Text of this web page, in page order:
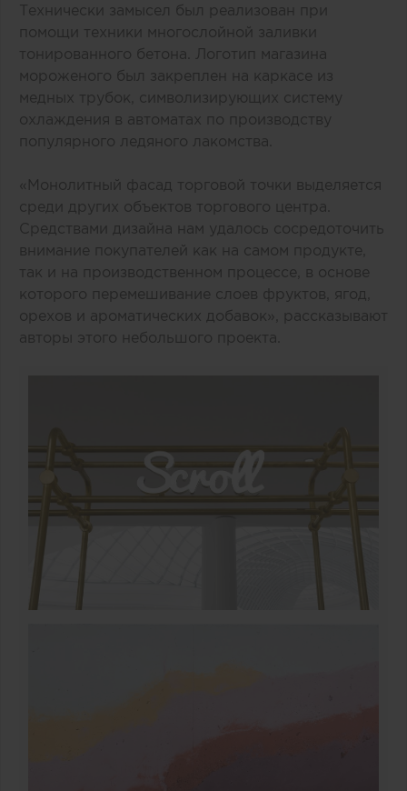
Технически замысел был реализован при
помощи техники многослойной заливки
тонированного бетона. Логотип магазина
мороженого был закреплен на каркасе из
медных трубок, символизирующих систему
охлаждения в автоматах по производству
популярного ледяного лакомства.
«Монолитный фасад торговой точки выделяется
среди других объектов торгового центра.
Средствами дизайна нам удалось сосредоточить
внимание покупателей как на самом продукте,
так и на производственном процессе, в основе
которого перемешивание слоев фруктов, ягод,
орехов и ароматических добавок», рассказывают
авторы этого небольшого проекта.